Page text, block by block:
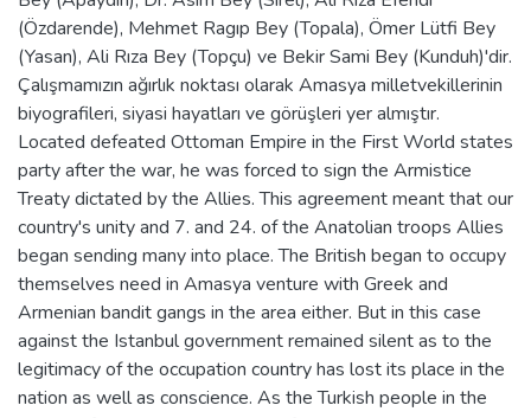
(Özdarende), Mehmet Ragıp Bey (Topala), Ömer Lütfi Bey
(Yasan), Ali Rıza Bey (Topçu) ve Bekir Sami Bey (Kunduh)'dir.
Çalışmamızın ağırlık noktası olarak Amasya milletvekillerinin
biyografileri, siyasi hayatları ve görüşleri yer almıştır.
Located defeated Ottoman Empire in the First World states
party after the war, he was forced to sign the Armistice
Treaty dictated by the Allies. This agreement meant that our
country's unity and 7. and 24. of the Anatolian troops Allies
began sending many into place. The British began to occupy
themselves need in Amasya venture with Greek and
Armenian bandit gangs in the area either. But in this case
against the Istanbul government remained silent as to the
legitimacy of the occupation country has lost its place in the
nation as well as conscience. As the Turkish people in the